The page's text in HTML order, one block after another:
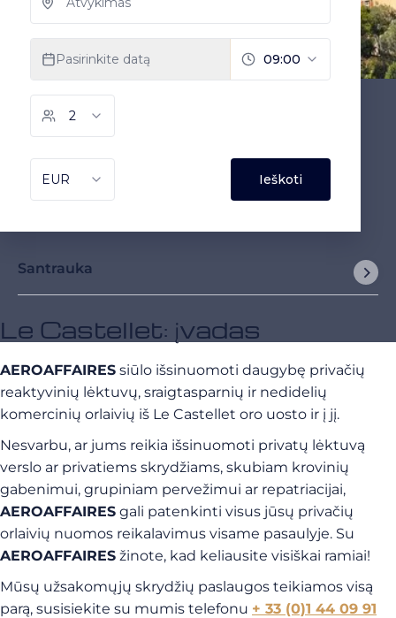
Santrauka
Le Castellet: įvadas
AEROAFFAIRES siūlo išsinuomoti daugybę privačių
reaktyvinių lėktuvų, sraigtasparnių ir nedidelių
komercinių orlaivių iš Le Castellet oro uosto ir į jį.
Nesvarbu, ar jums reikia išsinuomoti privatų lėktuvą
verslo ar privatiems skrydžiams, skubiam krovinių
gabenimui, grupiniam pervežimui ar repatriacijai,
AEROAFFAIRES gali patenkinti visus jūsų privačių
orlaivių nuomos reikalavimus visame pasaulyje. Su
AEROAFFAIRES žinote, kad keliausite visiškai ramiai!
Mūsų užsakomųjų skrydžių paslaugos teikiamos visą
parą, susisiekite su mumis telefonu + 33 (0)1 44 09 91